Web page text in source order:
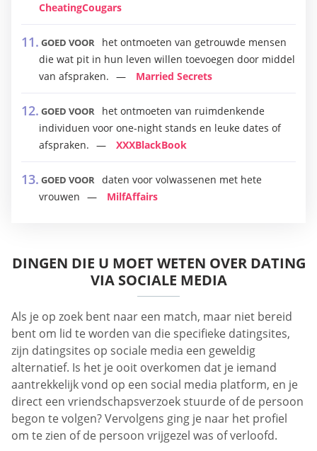
CheatingCougars
GOED VOOR
het ontmoeten van getrouwde mensen
die wat pit in hun leven willen toevoegen door middel
van afspraken.
Married Secrets
GOED VOOR
het ontmoeten van ruimdenkende
individuen voor one-night stands en leuke dates of
afspraken.
XXXBlackBook
GOED VOOR daten voor volwassenen met hete
vrouwen
MilfAffairs
DINGEN DIE U MOET WETEN OVER DATING
VIA SOCIALE MEDIA
Als je op zoek bent naar een match, maar niet bereid
bent om lid te worden van die specifieke datingsites,
zijn datingsites op sociale media een geweldig
alternatief. Is het je ooit overkomen dat je iemand
aantrekkelijk vond op een social media platform, en je
direct een vriendschapsverzoek stuurde of de persoon
begon te volgen? Vervolgens ging je naar het profiel
om te zien of de persoon vrijgezel was of verloofd.